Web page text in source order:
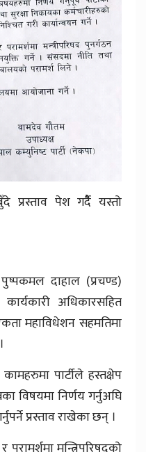
प्रस्ताव पेश गर्दैै यस्तो
दाहाल (प्रचण्ड)
अधिकारसहित
महाविधेशन सहमतिमा
पार्टीले हस्तक्षेप
विषयमा निर्णय गर्नुअघि
प्रस्ताव राखेका छन् ।